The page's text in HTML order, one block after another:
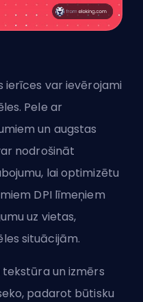
ierīces var ievērojami
Pele ar
un augstas
nodrošināt
lai optimizētu
DPI līmeņiem
uz vietas,
situācijām.
un izmērs
padarot būtisku